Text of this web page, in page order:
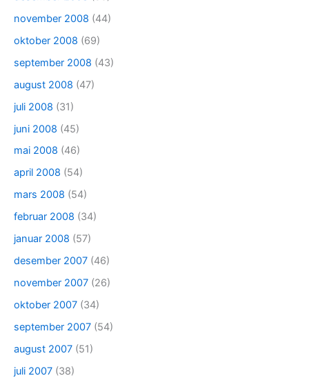
november 2008 (44)
oktober 2008 (69)
september 2008 (43)
august 2008 (47)
juli 2008 (31)
juni 2008 (45)
mai 2008 (46)
april 2008 (54)
mars 2008 (54)
februar 2008 (34)
januar 2008 (57)
desember 2007 (46)
november 2007 (26)
oktober 2007 (34)
september 2007 (54)
august 2007 (51)
juli 2007 (38)